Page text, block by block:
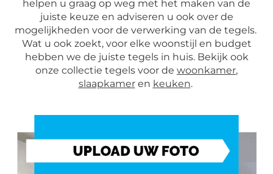
helpen u graag op weg met het maken van de
juiste keuze en adviseren u ook over de
mogelijkheden voor de verwerking van de tegels.
Wat u ook zoekt, voor elke woonstijl en budget
hebben we de juiste tegels in huis. Bekijk ook
onze collectie tegels voor de woonkamer,
slaapkameren keuken.